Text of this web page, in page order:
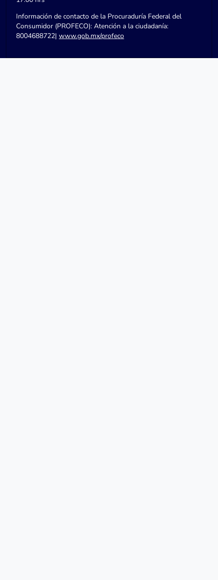
Información de contacto de la Procuraduría Federal del
Consumidor (PROFECO): Atención a la ciudadanía:
8004688722| www.gob.mx/profeco